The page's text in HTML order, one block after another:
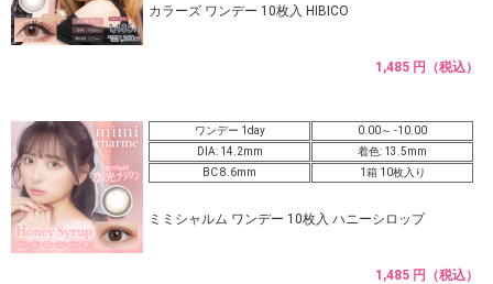
カラーズ ワンデー 10枚入 HIBICO
1,485 円（税込）
ワンデー 1day
0.00～ -10.00
DIA: 14.2mm
着色: 13.5mm
BC 8.6mm
1箱 10枚入り
ミミシャルム ワンデー 10枚入 ハニーシロップ
1,485 円（税込）